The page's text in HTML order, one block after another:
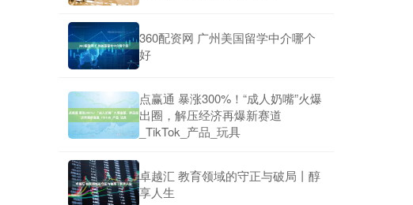
360配资网 广州美国留学中介哪个
好
点赢通 暴涨300%！“成人奶嘴”火爆
出圈，解压经济再爆新赛道
_TikTok_产品_玩具
卓越汇 教育领域的守正与破局丨醇
享人生